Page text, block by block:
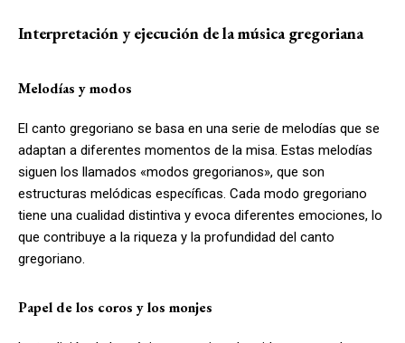
Interpretación y ejecución de la música gregoriana
Melodías y modos
El canto gregoriano se basa en una serie de melodías que se
adaptan a diferentes momentos de la misa. Estas melodías
siguen los llamados «modos gregorianos», que son
estructuras melódicas específicas. Cada modo gregoriano
tiene una cualidad distintiva y evoca diferentes emociones, lo
que contribuye a la riqueza y la profundidad del canto
gregoriano.
Papel de los coros y los monjes